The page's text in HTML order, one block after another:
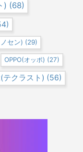
) (68)
セン) (29)
OPPO(オッポ) (27)
テクラスト) (56)